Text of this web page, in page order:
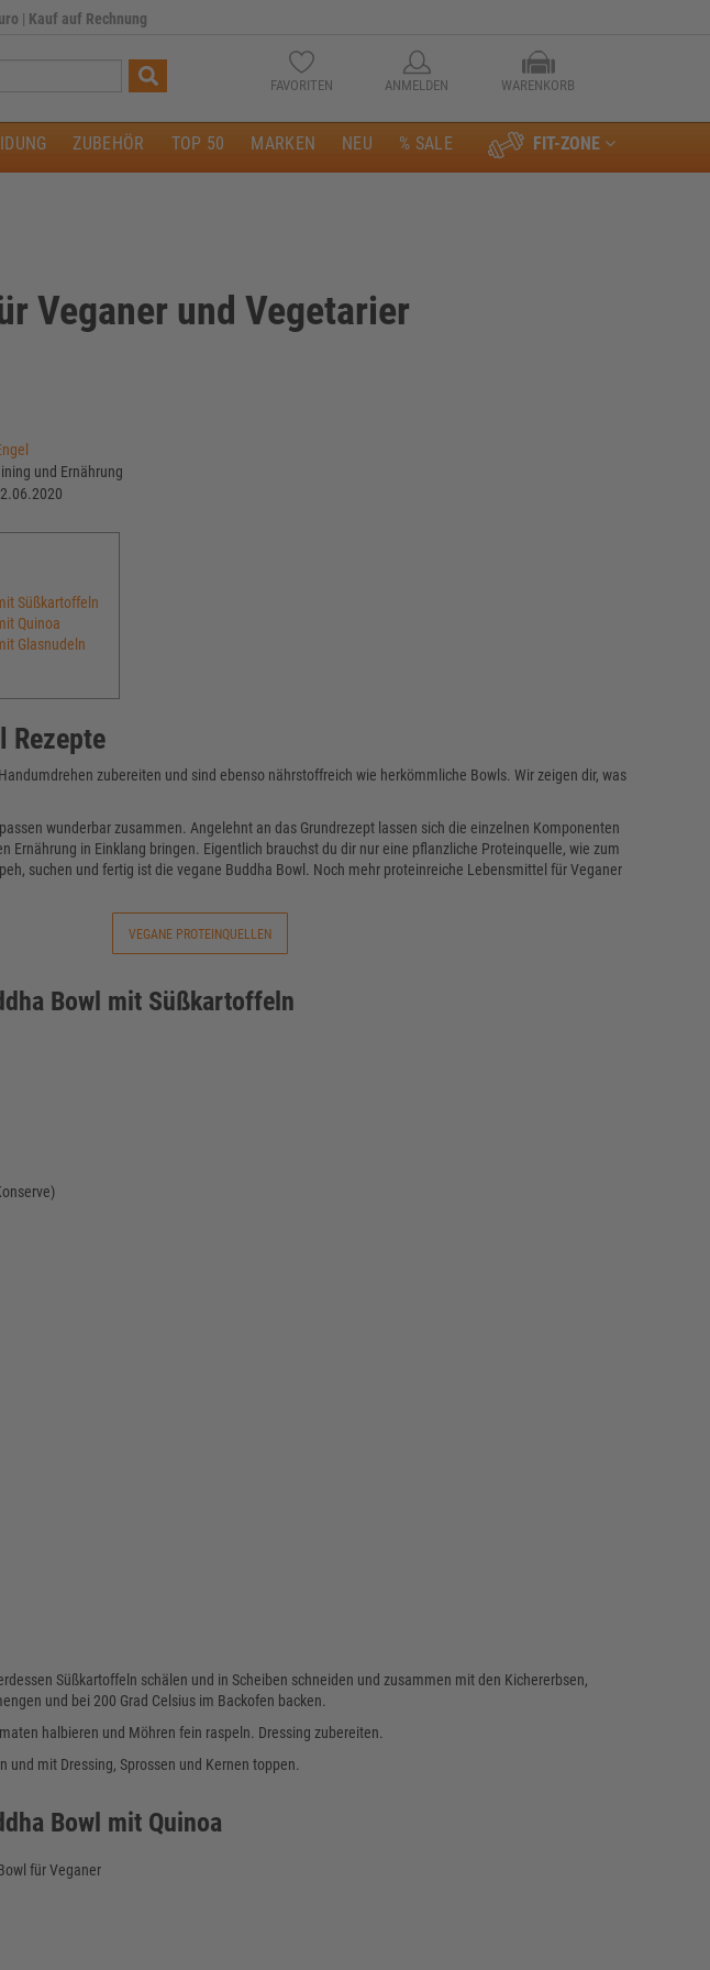
| Kauf auf Rechnung
FAVORITEN ANMELDEN WARENKORB
FIT-ZONE
ZUBEHÖR TOP 50 MARKEN NEU % SALE
Veganer und Vegetarier
und Ernährung
Süßkartoffeln
Quinoa
Glasnudeln
Rezepte
zubereiten und sind ebenso nährstoffreich wie herkömmliche Bowls. Wir zeigen dir, was
wunderbar zusammen. Angelehnt an das Grundrezept lassen sich die einzelnen Komponenten
Ernährung in Einklang bringen. Eigentlich brauchst du dir nur eine pflanzliche Proteinquelle, wie zum
suchen und fertig ist die vegane Buddha Bowl. Noch mehr proteinreiche Lebensmittel für Veganer
VEGANE PROTEINQUELLEN
Bowl mit Süßkartoffeln
Süßkartoffeln schälen und in Scheiben schneiden und zusammen mit den Kichererbsen,
und bei 200 Grad Celsius im Backofen backen.
halbieren und Möhren fein raspeln. Dressing zubereiten.
und mit Dressing, Sprossen und Kernen toppen.
Bowl mit Quinoa